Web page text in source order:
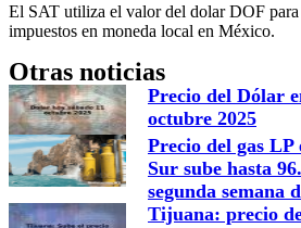
El SAT utiliza el valor del dolar DOF
impuestos en moneda local en México.
Otras noticias
Precio del Dólar
octubre 2025
Precio del gas
Sur sube hasta
segunda semana
Tijuana: precio